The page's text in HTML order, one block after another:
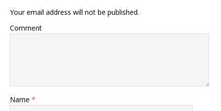
Your email address will not be published.
Comment
Name *